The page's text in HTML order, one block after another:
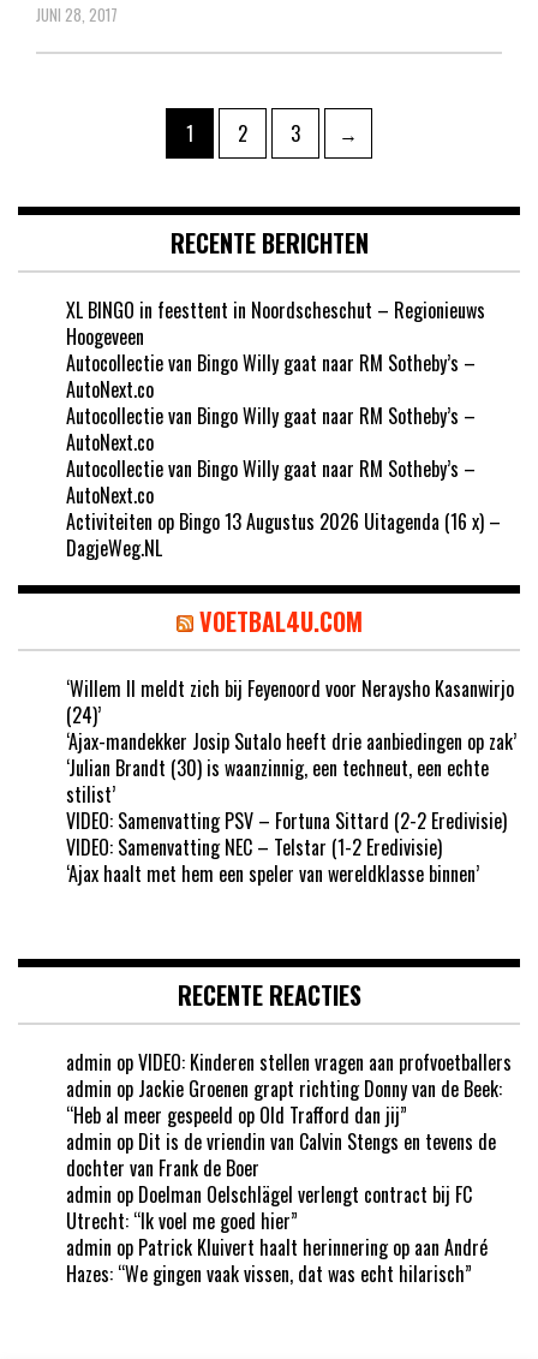
JUNI 28, 2017
Pagina
1 Pagina
2 Pagina
3 →
RECENTE BERICHTEN
XL BINGO in feesttent in Noordscheschut – Regionieuws
Hoogeveen
Autocollectie van Bingo Willy gaat naar RM Sotheby’s –
AutoNext.co
Autocollectie van Bingo Willy gaat naar RM Sotheby’s –
AutoNext.co
Autocollectie van Bingo Willy gaat naar RM Sotheby’s –
AutoNext.co
Activiteiten op Bingo 13 Augustus 2026 Uitagenda (16 x) –
DagjeWeg.NL
VOETBAL4U.COM
‘Willem II meldt zich bij Feyenoord voor Neraysho Kasanwirjo
(24)’
‘Ajax-mandekker Josip Sutalo heeft drie aanbiedingen op zak’
‘Julian Brandt (30) is waanzinnig, een techneut, een echte
stilist’
VIDEO: Samenvatting PSV – Fortuna Sittard (2-2 Eredivisie)
VIDEO: Samenvatting NEC – Telstar (1-2 Eredivisie)
‘Ajax haalt met hem een speler van wereldklasse binnen’
RECENTE REACTIES
admin opVIDEO: Kinderen stellen vragen aan profvoetballers
admin op Jackie Groenen grapt richting Donny van de Beek:
“Heb al meer gespeeld op Old Trafford dan jij”
admin op Dit is de vriendin van Calvin Stengs en tevens de
dochter van Frank de Boer
admin op Doelman Oelschlägel verlengt contract bij FC
Utrecht: “Ik voel me goed hier”
admin op Patrick Kluivert haalt herinnering op aan André
Hazes: “We gingen vaak vissen, dat was echt hilarisch”